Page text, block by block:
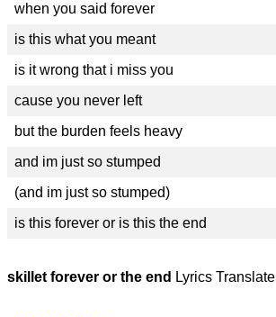
when you said forever
is this what you meant
is it wrong that i miss you
cause you never left
but the burden feels heavy
and im just so stumped
(and im just so stumped)
is this forever or is this the end
skillet forever or the end Lyrics Translate